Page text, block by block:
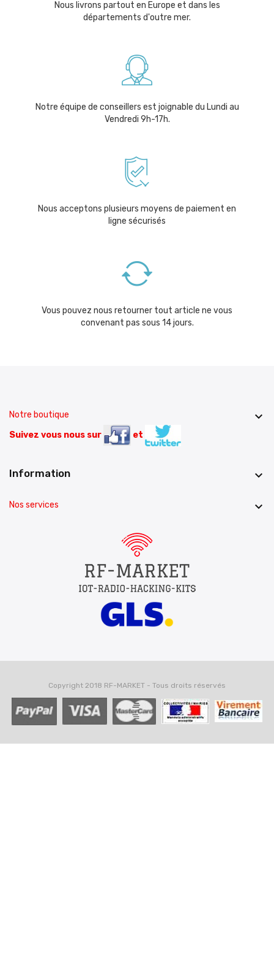
Nous livrons partout en Europe et dans les
départements d'outre mer.
Notre équipe de conseillers est joignable du Lundi au
Vendredi 9h-17h.
Nous acceptons plusieurs moyens de paiement en
ligne sécurisés
Vous pouvez nous retourner tout article ne vous
convenant pas sous 14 jours.
Notre boutique 
Suivez vous nous sur et
Information 
Nos services 
Copyright 2018 RF-MARKET - Tous droits réservés